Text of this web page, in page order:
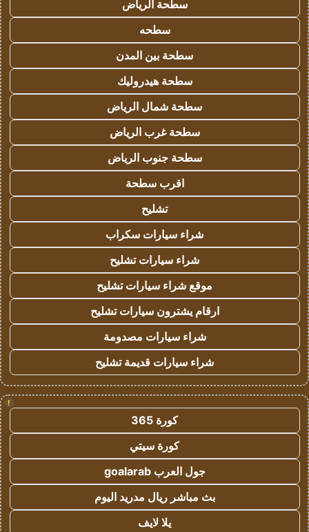
سطحة الرياض
سطحه
سطحة بين المدن
سطحة هيدروليك
سطحة شمال الرياض
سطحة غرب الرياض
سطحة جنوب الرياض
اقرب سطحة
تشليح
شراء سيارات سكراب
شراء سيارات تشليح
موقع شراء سيارات تشليح
ارقام يشترون سيارات تشليح
شراء سيارات مصدومة
شراء سيارات قديمة تشليح
!
كورة 365
كورة سيتي
جول العرب goalarab
بث مباشر ريال مدريد اليوم
يلا لايف